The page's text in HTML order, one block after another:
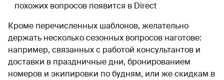
похожих вопросов появится в Direct
Кроме перечисленных шаблонов, желательно
держать несколько сезонных вопросов наготове:
например, связанных с работой консультантов и
доставки в праздничные дни, бронированием
номеров и экипировки по будням, или же скидкам в